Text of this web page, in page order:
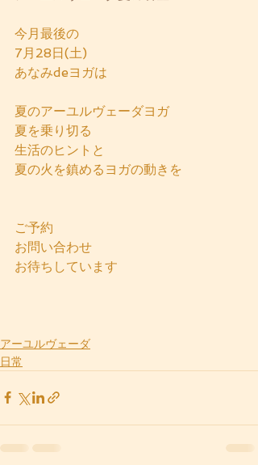
今月最後の
7月28日(土)
あなみdeヨガは
夏のアーユルヴェーダヨガ
夏を乗り切る
生活のヒントと
夏の火を鎮めるヨガの動きを
ご予約
お問い合わせ
お待ちしています
アーユルヴェーダ
日常